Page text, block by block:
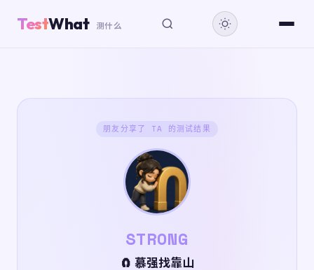
TestWhat 测什么
朋友分享了 TA 的测试结果
STRONG
🧲 慕强找靠山